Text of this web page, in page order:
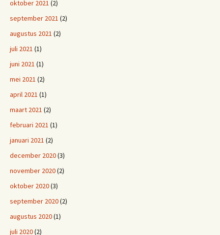
oktober 2021 (2)
september 2021 (2)
augustus 2021 (2)
juli 2021 (1)
juni 2021 (1)
mei 2021 (2)
april 2021 (1)
maart 2021 (2)
februari 2021 (1)
januari 2021 (2)
december 2020(3)
november 2020(2)
oktober 2020(3)
september 2020(2)
augustus 2020(1)
juli 2020(2)